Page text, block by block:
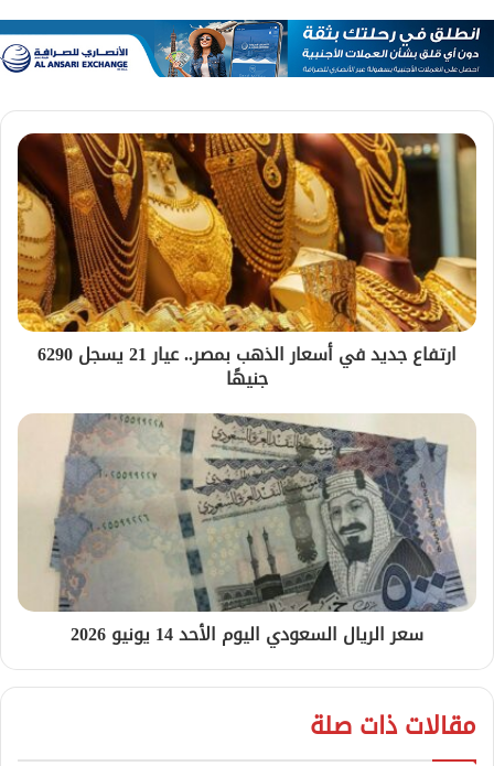
ارتفاع جديد في أسعار الذهب بمصر.. عيار 21 يسجل 6290
جنيهًا
سعر الريال السعودي اليوم الأحد 14 يونيو 2026
مقالات ذات صلة